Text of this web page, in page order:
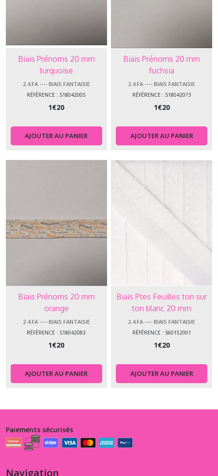
Biais Prénoms 20 mm
turquoise
2.4.FA ---- BIAIS FANTAISIE
RÉFÉRENCE : S18042005
1€20
AJOUTER AU PANIER
Biais Prénoms 20 mm
fuchsia
2.4.FA ---- BIAIS FANTAISIE
RÉFÉRENCE : S18042073
1€20
AJOUTER AU PANIER
Biais Prénoms 20 mm
orange
2.4.FA ---- BIAIS FANTAISIE
RÉFÉRENCE : S18042083
1€20
AJOUTER AU PANIER
Biais Ptes Feuilles ton sur
ton blanc 20 mm
2.4.FA ---- BIAIS FANTAISIE
RÉFÉRENCE : S60152001
1€20
AJOUTER AU PANIER
Paiements sécurisés
Navigation